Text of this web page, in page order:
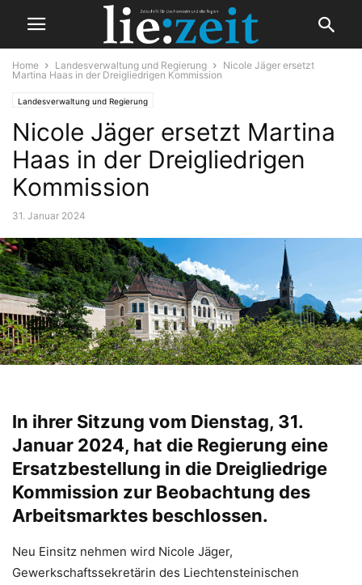
Home Landesverwaltung und Regierung
Nicole Jäger ersetzt
Martina Haas in der Dreigliedrigen Kommission
Landesverwaltung und Regierung
Nicole Jäger ersetzt Martina
Haas in der Dreigliedrigen
Kommission
31. Januar 2024
In ihrer Sitzung vom Dienstag, 31.
Januar 2024, hat die Regierung eine
Ersatzbestellung in die Dreigliedrige
Kommission zur Beobachtung des
Arbeitsmarktes beschlossen.
Neu Einsitz nehmen wird Nicole Jäger,
Gewerkschaftssekretärin des Liechtensteinischen